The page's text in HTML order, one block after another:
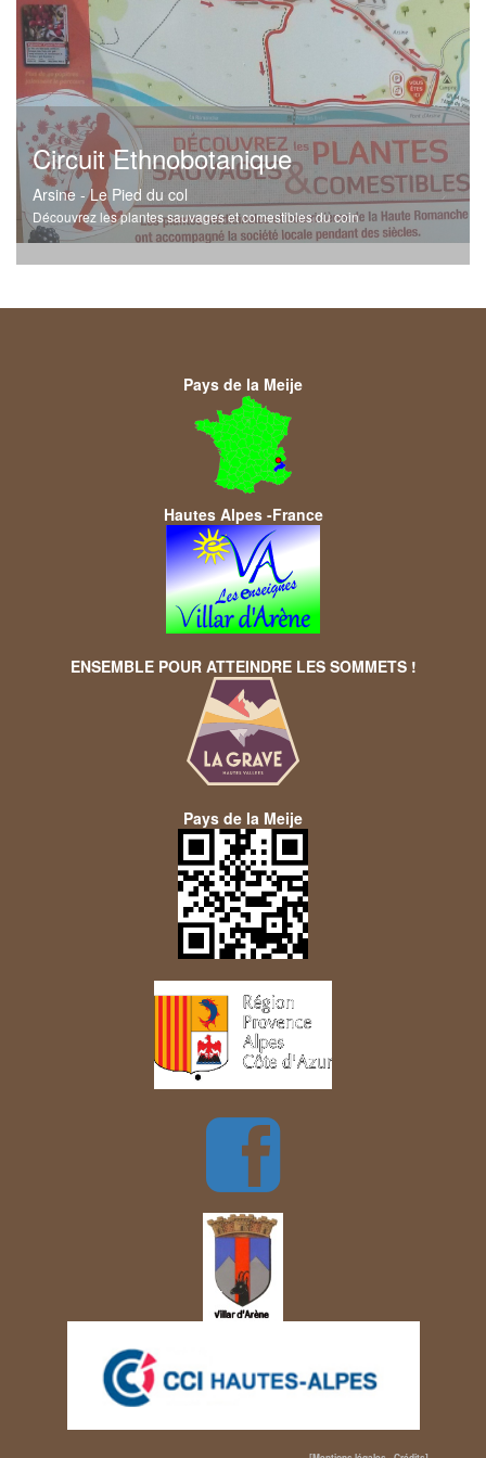
Circuit Ethnobotanique
Arsine - Le Pied du col
Découvrez les plantes sauvages et comestibles du coin
Pays de la Meije
Hautes Alpes -France
ENSEMBLE POUR ATTEINDRE LES SOMMETS !
Pays de la Meije